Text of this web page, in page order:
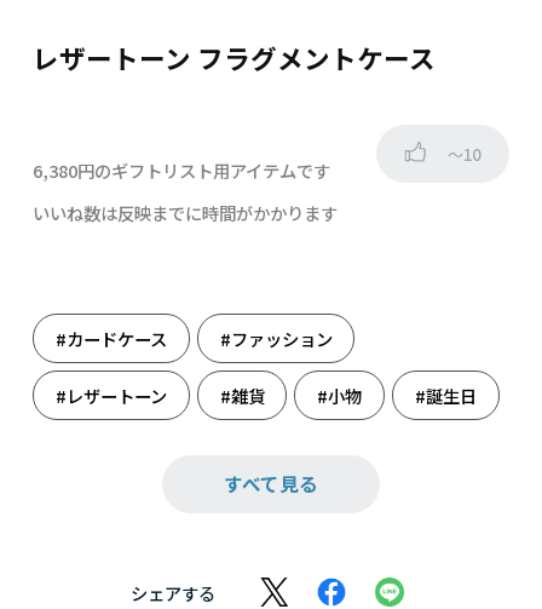
レザートーン フラグメントケース
6,380円のギフトリスト用アイテムです
～10
いいね数は反映までに時間がかかります
#カードケース #ファッション
#レザートーン #雑貨 #小物 #誕生日
すべて見る
シェアする